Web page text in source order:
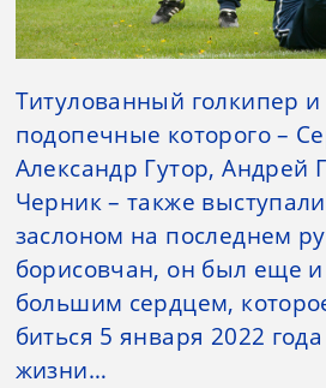
Титулованный голкипер и
подопечные которого –
Александр Гутор, Андрей
Черник – также
заслоном на последнем
борисовчан, он был еще
большим сердцем,
биться 5 января 2022
жизни…